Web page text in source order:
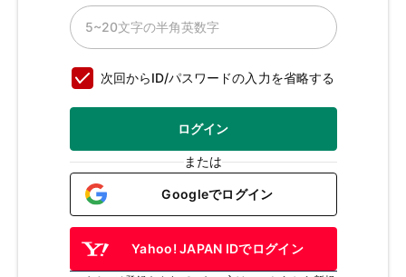
次回からID/パスワードの入力を省略する
ログイン
または
Googleでログイン
Yahoo! JAPAN IDでログイン